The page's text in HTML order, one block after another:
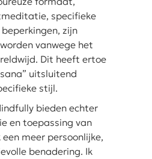
specifieke
zijn
vanwege het
Dit heeft ertoe
uitsluitend
stijl.
bieden echter
en toepassing van
meer persoonlijke,
benadering. Ik